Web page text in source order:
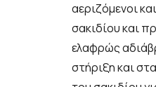
αεριζόμενοι
σακιδίου και
ελαφρώς
στήριξη και